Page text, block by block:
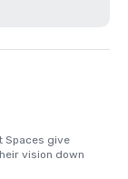
Spaces give
vision down